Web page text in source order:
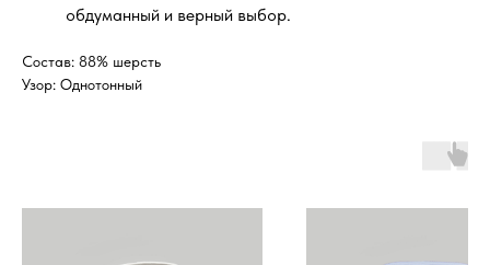
обдуманный и верный выбор.
Состав: 88% шерсть
Узор: Однотонный